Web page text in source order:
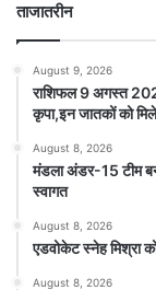
ताजातरीन
August 9, 2026
राशिफल 9 अगस्त
कृपा,इन जातकों को
August 8, 2026
मंडला अंडर-15 टीम
स्वागत
August 8, 2026
एडवोकेट स्नेह मिश्रा
August 8, 2026